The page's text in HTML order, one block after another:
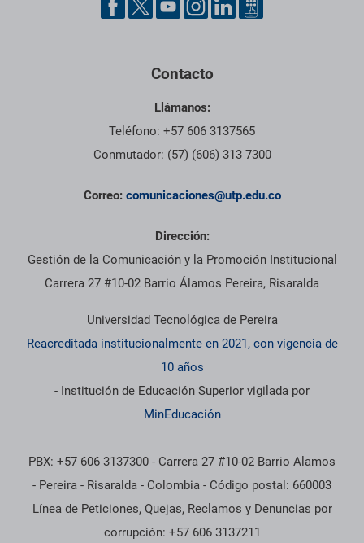
Contacto
Llámanos:
Teléfono: +57 606 3137565
Conmutador: (57) (606) 313 7300
Correo: comunicaciones@utp.edu.co
Dirección:
Gestión de la Comunicación y la Promoción Institucional
Carrera 27 #10-02 Barrio Álamos Pereira, Risaralda
Universidad Tecnológica de Pereira
Reacreditada institucionalmente en 2021, con vigencia de
10 años
- Institución de Educación Superior vigilada por
MinEducación
PBX: +57 606 3137300 - Carrera 27 #10-02 Barrio Alamos
- Pereira - Risaralda - Colombia - Código postal: 660003
Línea de Peticiones, Quejas, Reclamos y Denuncias por
corrupción: +57 606 3137211